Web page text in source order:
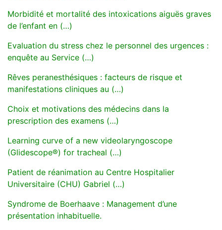
Morbidité et mortalité des intoxications aiguës graves
de l’enfant en (…)
Evaluation du stress chez le personnel des urgences :
enquête au Service (…)
Rêves peranesthésiques : facteurs de risque et
manifestations cliniques au (…)
Choix et motivations des médecins dans la
prescription des examens (…)
Learning curve of a new videolaryngoscope
(Glidescope®) for tracheal (…)
Patient de réanimation au Centre Hospitalier
Universitaire (CHU) Gabriel (…)
Syndrome de Boerhaave : Management d’une
présentation inhabituelle.